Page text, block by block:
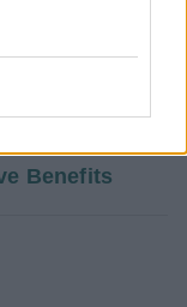
τη συνέχεια
Benefits